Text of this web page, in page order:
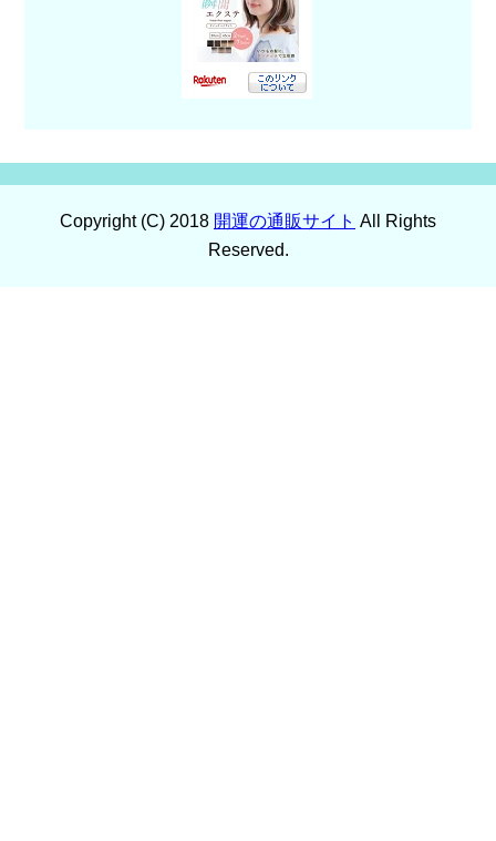
Copyright (C) 2018 開運の通販サイト All Rights
Reserved.